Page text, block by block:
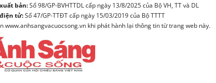
bản:Số 98/GP-BVHTTDL cấp ngày 13/8/2025 của Bộ VH, TT và DL
tử:Số 47/GP-TTĐT cấp ngày 15/03/2019 của Bộ TTTT
www.anhsangvacuocsong.vn khi phát hành lại thông tin từ trang web này.